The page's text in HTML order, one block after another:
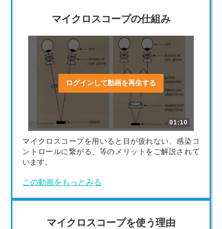
マイクロスコープの仕組み
ログインして動画を再生する
01:10
マイクロスコープを用いると目が疲れない、感染コ
ントロールに繋がる、等のメリットをご解説されて
います。
この動画をもっとみる
マイクロスコープを使う理由